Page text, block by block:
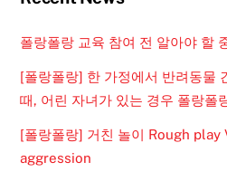
폴랑폴랑 교육 참여 전 알아야 할
[폴랑폴랑] 한 가정에서 반려동물
때, 어린 자녀가 있는 경우 폴랑폴
[폴랑폴랑] 거친 놀이 Rough play
aggression